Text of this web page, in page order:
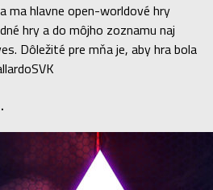
ma hlavne open-worldové hry
hry a do môjho zoznamu naj
Dôležité pre mňa je, aby hra bola